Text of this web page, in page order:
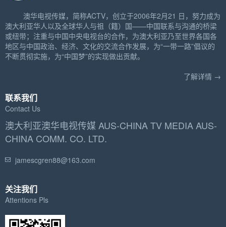
澳华电视传媒，简称ACTV，创立于2006年2月21 日，努力成为
澳大利亚华人以及全球华人与祖（籍）国——中国联系与沟通的桥梁
或纽带；注重与中国中央电视台的合作，为澳大利亚乃至世界各国各
地区与中国政治、经济、文化的交流合作发展，为“一带一路”倡议的
不断贯彻实施，为“中国梦”的实现做出贡献。
了解详情 →
联系我们
Contact Us
澳大利亚澳华电视传媒 AUS-CHINA TV MEDIA AUS-
CHINA COMM. CO. LTD.
jamescgren88@163.com
关注我们
Attentions Pls